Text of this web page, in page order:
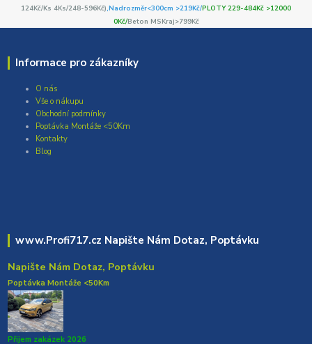
124Kč/Ks 4Ks/248-596Kč) ,Nadrozměr<300cm >219Kč/PLOTY 229-484Kč >12000
0Kč/Beton MSKraj>799Kč
Informace pro zákazníky
O nás
Vše o nákupu
Obchodní podmínky
Poptávka Montáže <50Km
Kontakty
Blog
www.Profi717.cz Napište Nám Dotaz, Poptávku
Napište Nám Dotaz, Poptávku
Poptávka Montáže <50Km
Přijem zakázek 2026